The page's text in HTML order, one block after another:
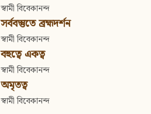
স্বামী বিবেকানন্দ
সর্ববস্তুতে ব্রহ্মদর্শন
স্বামী বিবেকানন্দ
বহুত্বে একত্ব
স্বামী বিবেকানন্দ
অমৃতত্ব
স্বামী বিবেকানন্দ